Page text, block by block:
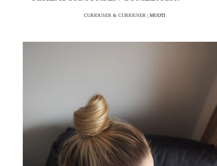
CURIOUSER & CURIOUSER | MUOTI